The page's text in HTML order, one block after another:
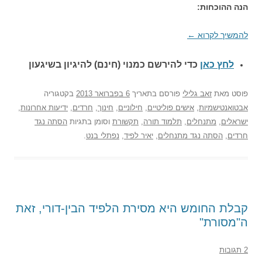
הנה ההוכחות:
להמשיך לקרוא←
לחץ כאן כדי להירשם כ מנוי (חינם) להיגיון בשיגעון
פוסטמאתזאב גליליפורסם בתאריך6 בפברואר 2013
בקטגוריה
אבטואנטישמיות,אישים פוליטיים,חילוניים,חינוך,חרדים,ידיעות אחרונות,
ישראלים,מתנחלים,תלמוד תורה,תקשורתוסומן בתגיותהסתה נגד
חרדים,הסתה נגד מתנחלים,יאיר לפיד,נפתלי בנט.
קבלת החומש היא מסירת הלפיד הבין-דורי, זאת
ה"מסורת"